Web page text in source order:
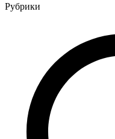
Рубрики